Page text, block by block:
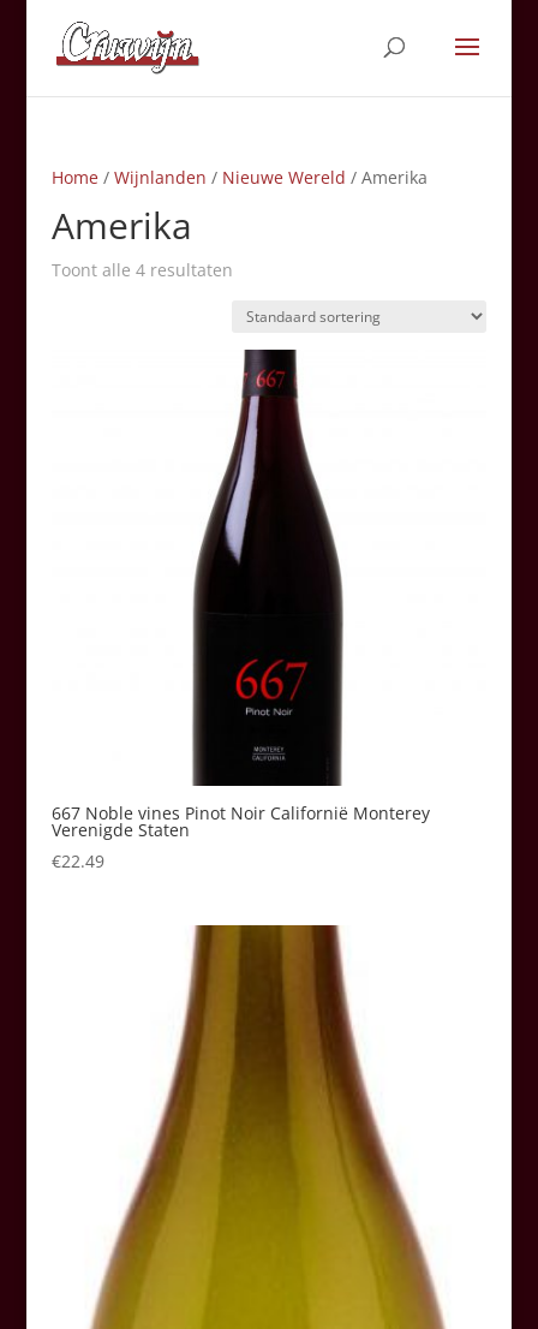
Home/ Wijnlanden / Nieuwe Wereld / Amerika
Amerika
Toont alle 4 resultaten
667 Noble vines Pinot Noir Californië Monterey
Verenigde Staten
€22.49